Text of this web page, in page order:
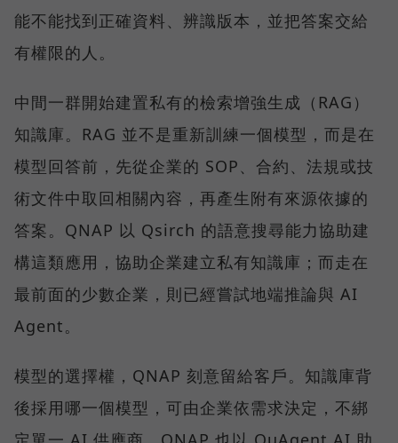
能不能找到正確資料、辨識版本，並把答案交給
有權限的人。
中間一群開始建置私有的檢索增強生成（RAG）
知識庫。RAG 並不是重新訓練一個模型，而是在
模型回答前，先從企業的 SOP、合約、法規或技
術文件中取回相關內容，再產生附有來源依據的
答案。QNAP 以 Qsirch 的語意搜尋能力協助建
構這類應用，協助企業建立私有知識庫；而走在
最前面的少數企業，則已經嘗試地端推論與 AI
Agent。
模型的選擇權，QNAP 刻意留給客戶。知識庫背
後採用哪一個模型，可由企業依需求決定，不綁